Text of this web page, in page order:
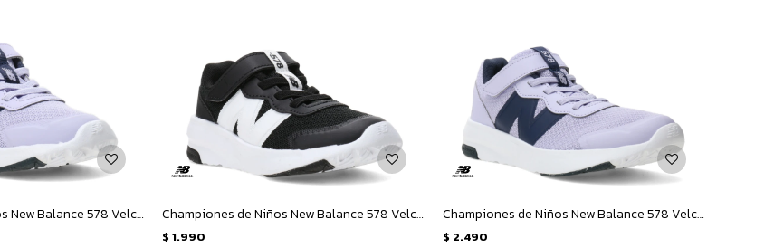
Championes de Niños New Balance 578 Velcro Infantil - Lila - Azul Marino Championes de Niños New Balance 578 Velcro Infantil - Negro - Blanco
$ 1.990
Championes de Niños New Balance 578 Velcro - Lila - Azul Marino
$ 2.490